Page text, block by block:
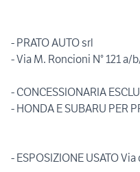
- PRATO AUTO srl
- Via M. Roncioni N° 121 a/
- CONCESSIONARIA
- HONDA E SUBARU PER
- ESPOSIZIONE USATO